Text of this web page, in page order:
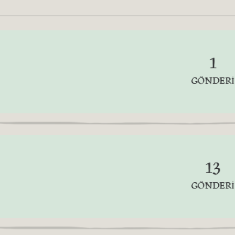
1
GÖNDERI
13
GÖNDERI